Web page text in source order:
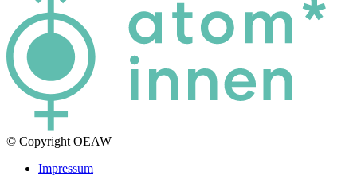
© Copyright OEAW
Impressum